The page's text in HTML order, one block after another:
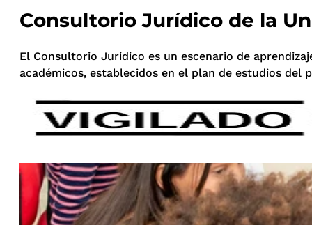
Consultorio Jurídico de la
El Consultorio Jurídico es un escenario de
académicos, establecidos en el plan de estudios del